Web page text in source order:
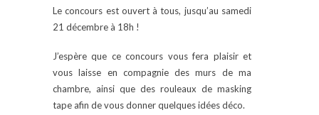
Le concours est ouvert à tous, jusqu’au samedi
21 décembre à 18h !
J’espère que ce concours vous fera plaisir et
vous laisse en compagnie des murs de ma
chambre, ainsi que des rouleaux de masking
tape afin de vous donner quelques idées déco.